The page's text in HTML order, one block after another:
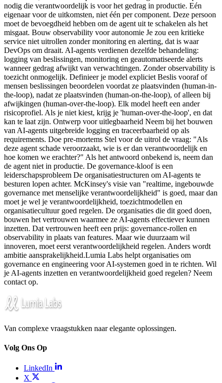
nodig die verantwoordelijk is voor het gedrag in productie. Eén
eigenaar voor de uitkomsten, niet één per component. Deze persoon
moet de bevoegdheid hebben om de agent uit te schakelen als het
misgaat. Bouw observability voor autonomie Je zou een kritieke
service niet uitrollen zonder monitoring en alerting, dat is waar
DevOps om draait. AI-agents verdienen dezelfde behandeling:
logging van beslissingen, monitoring en geautomatiseerde alerts
wanneer gedrag afwijkt van verwachtingen. Zonder observability is
toezicht onmogelijk. Definieer je model expliciet Beslis vooraf of
mensen beslissingen beoordelen voordat ze plaatsvinden (human-in-
the-loop), nadat ze plaatsvinden (human-on-the-loop), of alleen bij
afwijkingen (human-over-the-loop). Elk model heeft een ander
risicoprofiel. Als je niet kiest, krijg je 'human-over-the-loop', en dat
kan te laat zijn. Ontwerp voor uitlegbaarheid Neem bij het bouwen
van AI-agents uitgebreide logging en traceerbaarheid op als
requirements. Doe pre-mortems Stel voor de uitrol de vraag: "Als
deze agent schade veroorzaakt, wie is er dan verantwoordelijk en
hoe komen we erachter?" Als het antwoord onbekend is, neem dan
de agent niet in productie. De governance-kloof is een
leiderschapsprobleem De organisatiestructuren om AI-agents te
besturen lopen achter. McKinsey's visie van "realtime, ingebouwde
governance met menselijke verantwoordelijkheid" is goed, maar dan
moet je wel je verantwoordelijkheid, toezichtmodellen en
organisatiecultuur goed regelen. De organisaties die dit goed doen,
bouwen het vertrouwen waarmee ze AI-agents effectiever kunnen
inzetten. Dat vertrouwen heeft een prijs: governance-rollen en
observability in plaats van features. Maar wie duurzaam wil
innoveren, moet eerst verantwoordelijkheid regelen. Anders wordt
ambitie aansprakelijkheid.Lumia Labs helpt organisaties om
governance en engineering voor AI-systemen goed in te richten. Wil
je AI-agents inzetten en verantwoordelijkheid goed regelen? Neem
contact op.
Van complexe vraagstukken naar elegante oplossingen.
Volg Ons Op
LinkedIn
X